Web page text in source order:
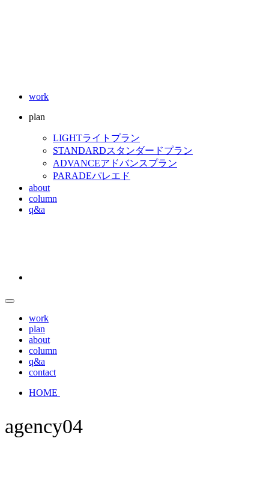
work
plan
LIGHTライトプラン
STANDARDスタンダードプラン
ADVANCEアドバンスプラン
PARADEパレエド
about
column
q&a
work
plan
about
column
q&a
contact
HOME
agency04